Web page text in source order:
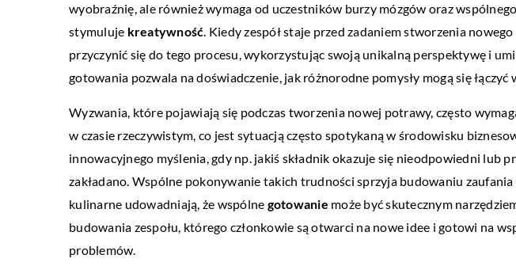
wyobraźnię, ale również wymaga od uczestników burzy mózgów oraz
stymuluje kreatywność. Kiedy zespół staje przed zadaniem stworzenia
przyczynić się do tego procesu, wykorzystując swoją unikalną perspektywę i
gotowania pozwala na doświadczenie, jak różnorodne pomysły mogą się łączyć
Wyzwania, które pojawiają się podczas tworzenia nowej potrawy, często
w czasie rzeczywistym, co jest sytuacją często spotykaną w środowisku
innowacyjnego myślenia, gdy np. jakiś składnik okazuje się nieodpowiedni lub
zakładano. Wspólne pokonywanie takich trudności sprzyja budowaniu
kulinarne udowadniają, że wspólne gotowanie może być skutecznym
budowania zespołu, którego członkowie są otwarci na nowe idee i gotowi na
problemów.